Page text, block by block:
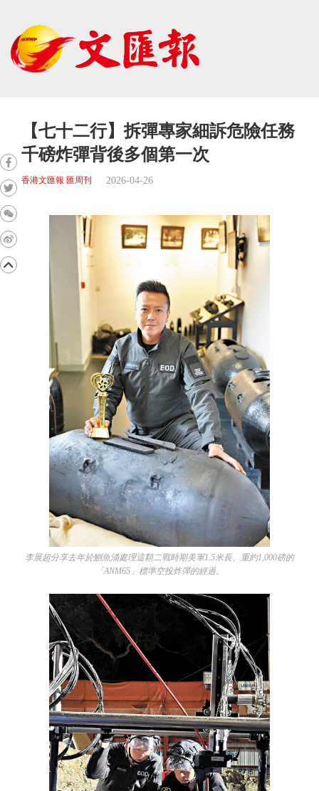
【七十二行】拆彈專家細訴危險任務
千磅炸彈背後多個第一次
香港文匯報 匯周刊 2026-04-26
李展超分享去年於鰂魚涌處理這顆二戰時期美軍1.5米長、重約1,000磅的
「ANM65」標準空投炸彈的經過。